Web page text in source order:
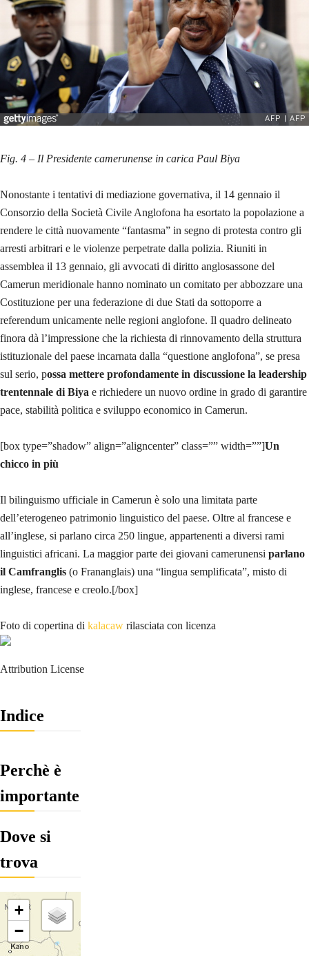
Fig. 4 – Il Presidente camerunense in carica Paul Biya
Nonostante i tentativi di mediazione governativa, il 14 gennaio il
Consorzio della Società Civile Anglofona ha esortato la popolazione a
rendere le città nuovamente “fantasma” in segno di protesta contro gli
arresti arbitrari e le violenze perpetrate dalla polizia. Riuniti in
assemblea il 13 gennaio, gli avvocati di diritto anglosassone del
Camerun meridionale hanno nominato un comitato per abbozzare una
Costituzione per una federazione di due Stati da sottoporre a
referendum unicamente nelle regioni anglofone. Il quadro delineato
finora dà l’impressione che la richiesta di rinnovamento della struttura
istituzionale del paese incarnata dalla “questione anglofona”, se presa
sul serio, possa mettere profondamente in discussione la leadership
trentennale di Biya e richiedere un nuovo ordine in grado di garantire
pace, stabilità politica e sviluppo economico in Camerun.
[box type=”shadow” align=”aligncenter” class=”” width=””]Un
chicco in più
Il bilinguismo ufficiale in Camerun è solo una limitata parte
dell’eterogeneo patrimonio linguistico del paese. Oltre al francese e
all’inglese, si parlano circa 250 lingue, appartenenti a diversi rami
linguistici africani. La maggior parte dei giovani camerunensi parlano
il Camfranglis (o Frananglais) una “lingua semplificata”, misto di
inglese, francese e creolo.[/box]
Foto di copertina di kalacaw rilasciata con licenza
Attribution License
Indice
Perchè è
importante
Dove si
trova